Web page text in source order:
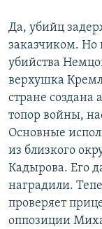
Да, убийц
заказчиком. Но
убийства
верхушка
стране создана
топор войны,
Основные
из близкого
Кадырова. Его
наградили.
проверяет
оппозиции